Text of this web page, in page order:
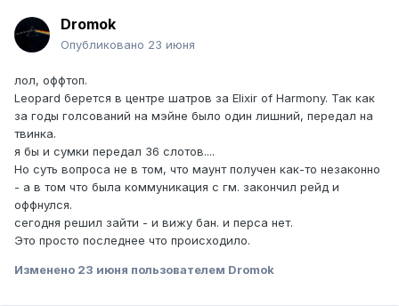
Dromok
Опубликовано 23 июня
лол, оффтоп.
Leopard берется в центре шатров за Elixir of Harmony. Так как
за годы голсований на мэйне было один лишний, передал на
твинка.
я бы и сумки передал 36 слотов....
Но суть вопроса не в том, что маунт получен как-то незаконно
- а в том что была коммуникация с гм. закончил рейд и
оффнулся.
сегодня решил зайти - и вижу бан. и перса нет.
Это просто последнее что происходило.
Изменено 23 июня пользователем Dromok